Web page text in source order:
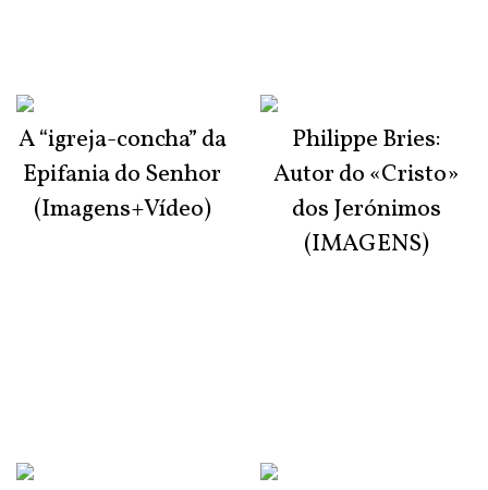
A “igreja-concha” da
Epifania do Senhor
(Imagens+Vídeo)
Philippe Bries:
Autor do «Cristo»
dos Jerónimos
(IMAGENS)